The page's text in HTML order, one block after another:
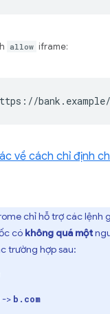
allow iframe:
về cách chỉ định
chỉ hỗ trợ các lệnh
có không quá một
trường hợp sau:
-> b.com